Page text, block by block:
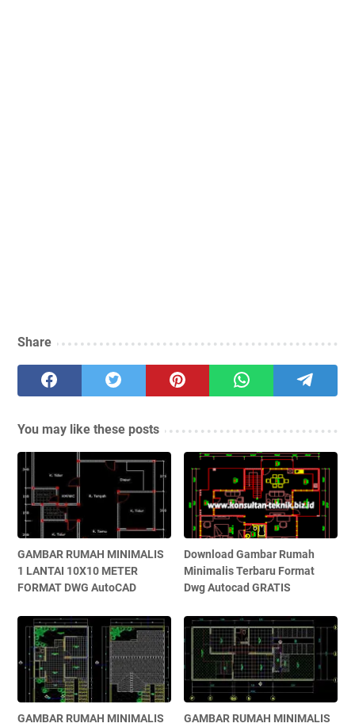
Share
You may like these posts
GAMBAR RUMAH MINIMALIS
1 LANTAI 10X10 METER
FORMAT DWG AutoCAD
Download Gambar Rumah
Minimalis Terbaru Format
Dwg Autocad GRATIS
GAMBAR RUMAH MINIMALIS GAMBAR RUMAH MINIMALIS